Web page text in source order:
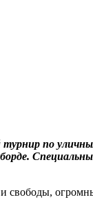
по
свободы,